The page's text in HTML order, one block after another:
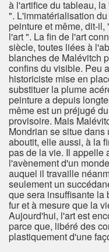
à l'artifice du tableau,
". L'immatérialisation
peinture et même, dit-
l'art ". La fin de l'art
siècle, toutes liées à
blanches de Malévitch
confins du visible. Peu
historiciste mise en
substituer la plume
peinture a depuis
même est un préjugé
provisoire. Mais
Mondrian se situe
aboutit, elle aussi, à la
pas de la vie. Il appelle
l'avènement d'un
auquel il travaille
seulement un
que sera insuffisante la
fur et à mesure que la
Aujourd'hui, l'art est
parce que, libéré des
plastiquement d'une